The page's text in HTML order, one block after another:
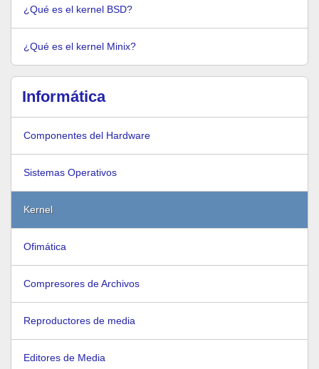
¿Qué es el kernel BSD?
¿Qué es el kernel Minix?
Informática
Componentes del Hardware
Sistemas Operativos
Kernel
Ofimática
Compresores de Archivos
Reproductores de media
Editores de Media